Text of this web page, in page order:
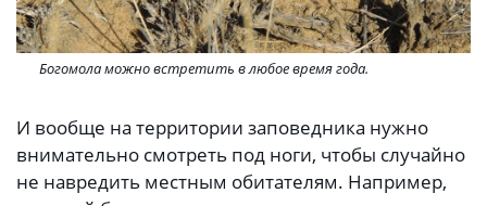
Богомола можно встретить в любое время года.
И вообще на территории заповедника нужно
внимательно смотреть под ноги, чтобы случайно
не навредить местным обитателям. Например,